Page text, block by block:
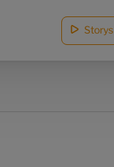
Storys